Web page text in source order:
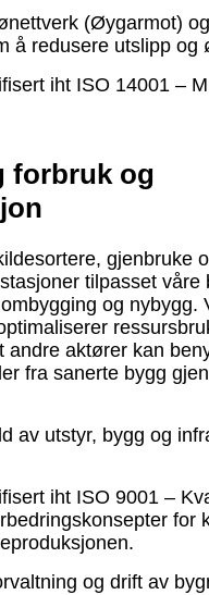
(Øygarmot)
å redusere utslipp og
iht ISO 14001 –
forbruk og
gjenbruke
tilpasset våre
og nybygg.
andre aktører kan
fra sanerte bygg
av utstyr, bygg og
iht ISO 9001 –
for
og drift av